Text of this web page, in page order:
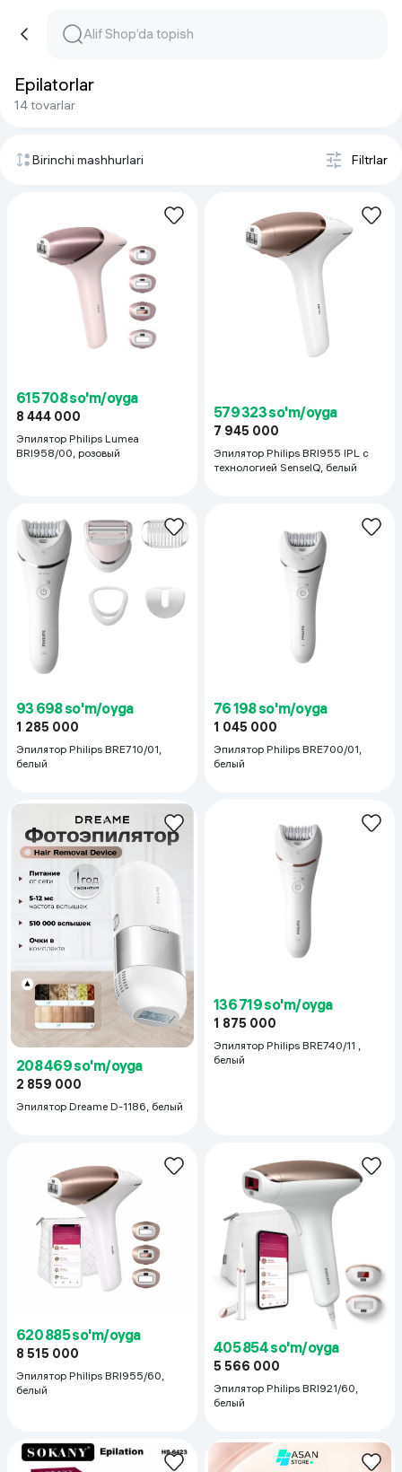
Epilatorlar
14 tovarlar
Birinchi mashhurlari Filtrlar
615 708 so'm/oyga
8 444 000
Эпилятор Philips Lumea
BRI958/00, розовый
579 323 so'm/oyga
7 945 000
Эпилятор Philips BRI955 IPL с
технологией SenseIQ, белый
93 698 so'm/oyga
1 285 000
Эпилятор Philips BRE710/01,
белый
76 198 so'm/oyga
1 045 000
Эпилятор Philips BRE700/01,
белый
208 469 so'm/oyga
2 859 000
Эпилятор Dreame D-1186, белый
136 719 so'm/oyga
1 875 000
Эпилятор Philips BRE740/11 ,
белый
620 885 so'm/oyga
8 515 000
Эпилятор Philips BRI955/60,
белый
405 854 so'm/oyga
5 566 000
Эпилятор Philips BRI921/60,
белый